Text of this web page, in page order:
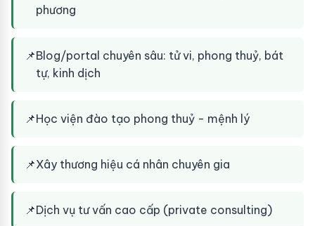
phương
📌Blog/portal chuyên sâu: tử vi, phong thuỷ, bát
tự, kinh dịch
📌Học viện đào tạo phong thuỷ - mệnh lý
📌Xây thương hiệu cá nhân chuyên gia
📌Dịch vụ tư vấn cao cấp (private consulting)